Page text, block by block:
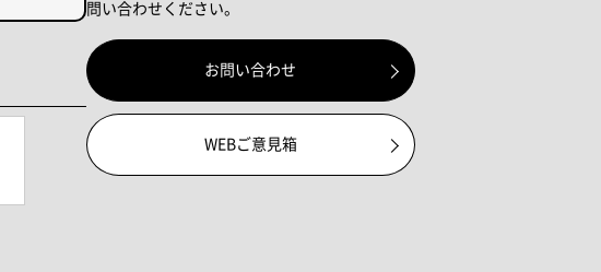
問い合わせください。
お問い合わせ
WEBご意見箱